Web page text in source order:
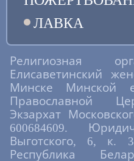
ЛАВКА
Религиозная
Елисаветинский
Минске Минской
Православной
Экзархат
600684609.
Выготского, 6, к.
Республика